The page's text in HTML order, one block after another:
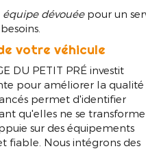
équipe dévouéepour un
votre véhicule
DU PETIT PRÉ investit
pour améliorer la qualité
permet d'identifier
qu'elles ne se
sur des équipements
fiable. Nous intégrons des